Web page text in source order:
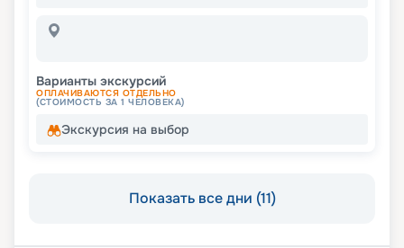
Варианты экскурсий
ОПЛАЧИВАЮТСЯ ОТДЕЛЬНО
(СТОИМОСТЬ ЗА 1 ЧЕЛОВЕКА)
Экскурсия на выбор
Показать все дни (11)